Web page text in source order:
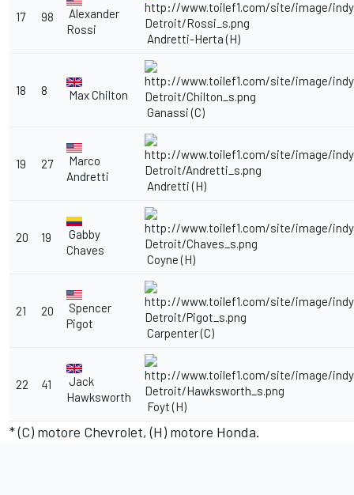
17 98
Alexander
Rossi
Andretti-Herta (H)
18 8
Max Chilton
Ganassi (C)
19 27
Marco
Andretti
Andretti (H)
20 19
Gabby
Chaves
Coyne (H)
21 20
Spencer
Pigot
Carpenter (C)
22 41
Jack
Hawksworth
Foyt (H)
* (C) motore Chevrolet, (H) motore Honda.